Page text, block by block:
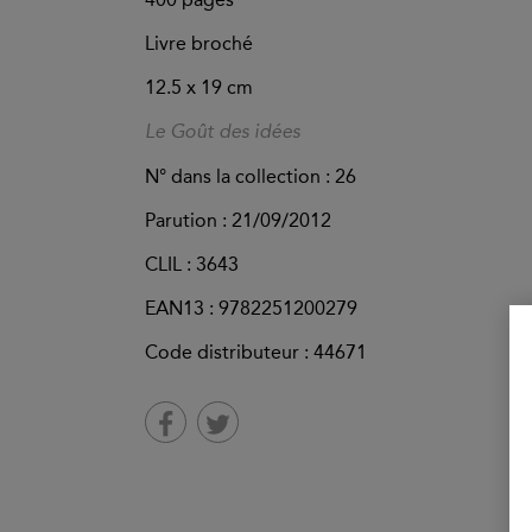
Livre broché
12.5 x 19 cm
Le Goût des idées
N° dans la collection : 26
Parution : 21/09/2012
CLIL : 3643
EAN13 : 9782251200279
Code distributeur : 44671